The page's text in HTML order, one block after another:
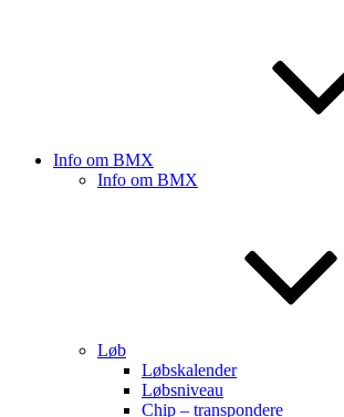
Info om BMX
Info om BMX
Løb
Løbskalender
Løbsniveau
Chip – transpondere